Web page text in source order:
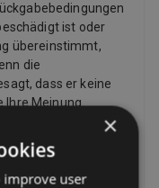
ist oder
übereinstimmt,
die
dass er keine
Ihre Meinung
möchten, können
der Verkäufer
der Käufer
einen Artikel
×
improve user